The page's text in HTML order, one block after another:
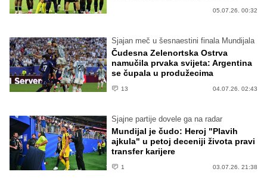
05.07.26. 00:32
Sjajan meč u šesnaestini finala Mundijala
Čudesna Zelenortska Ostrva
namučila prvaka svijeta: Argentina
se čupala u produžecima
13 04.07.26. 02:43
Sjajne partije dovele ga na radar
Mundijal je čudo: Heroj "Plavih
ajkula" u petoj deceniji života pravi
transfer karijere
1 03.07.26. 21:38